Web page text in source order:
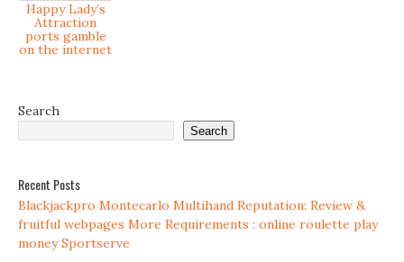
Happy Lady’s
Attraction
ports gamble
on the internet
Search
Search
Recent Posts
Blackjackpro Montecarlo Multihand Reputation: Review &
fruitful webpages More Requirements : online roulette play
money Sportserve